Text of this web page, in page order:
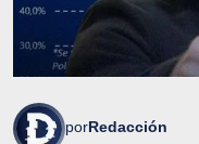
porRedacción